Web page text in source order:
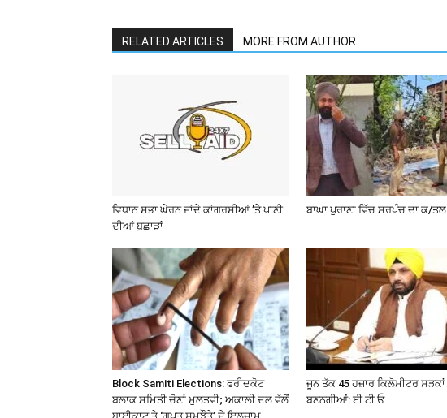
RELATED ARTICLES MORE FROM AUTHOR
ਵਿਧਾਨ ਸਭਾ ਘੇਰਨ ਜਾਂਦੇ ਕਾਂਗਰਸੀਆਂ ’ਤੇ ਪਾਣੀ
ਦੀਆਂ ਬੁਛਾੜਾਂ
ਬਾਘਾ ਪੁਰਾਣਾ ਵਿੱਚ ਸਰਪੰਚ ਦਾ ਕ/ਤਲ
Block Samiti Elections: ਫਰੀਦਕੋਟ
ਬਲਾਕ ਸਮਿਤੀ ਚੋਣਾਂ ਮੁਲਤਵੀ; ਅਕਾਲੀ ਦਲ ਵੱਲੋਂ
ਜੂਨ ਤੱਕ 45 ਹਜ਼ਾਰ ਕਿਲੋਮੀਟਰ ਸੜਕਾਂ
ਬਣਨਗੀਆਂ: ਈ ਟੀ ਓ